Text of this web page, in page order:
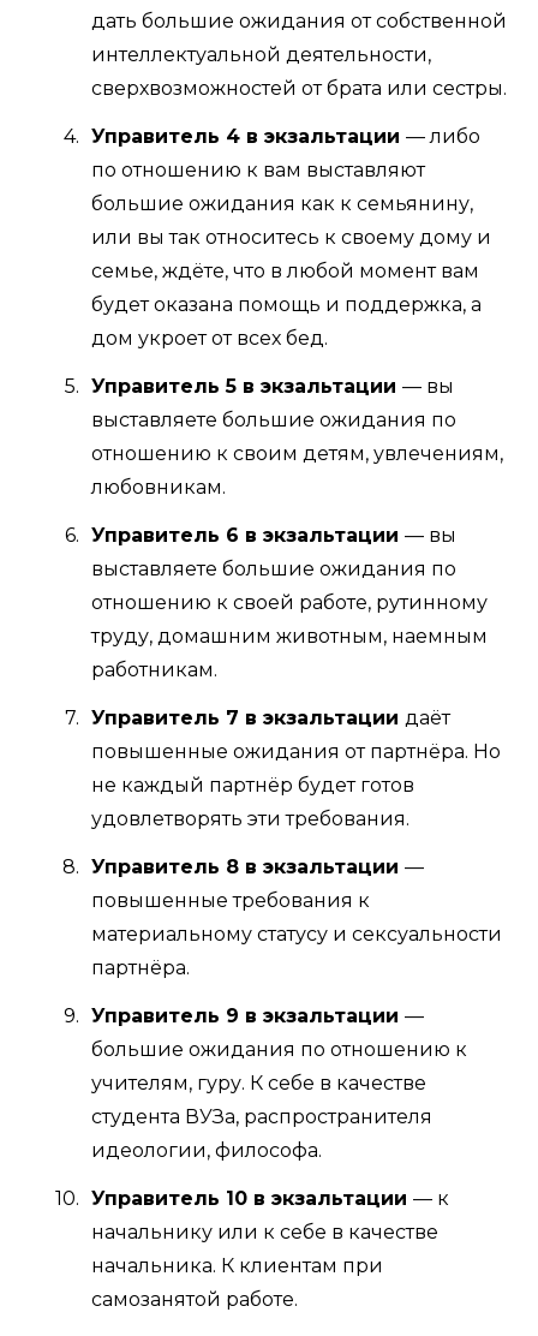
дать большие ожидания от собственной
интеллектуальной деятельности,
сверхвозможностей от брата или сестры.
Управитель 4 в экзальтации — либо
по отношению к вам выставляют
большие ожидания как к семьянину,
или вы так относитесь к своему дому и
семье, ждёте, что в любой момент вам
будет оказана помощь и поддержка, а
дом укроет от всех бед.
Управитель 5 в экзальтации — вы
выставляете большие ожидания по
отношению к своим детям, увлечениям,
любовникам.
Управитель 6 в экзальтации — вы
выставляете большие ожидания по
отношению к своей работе, рутинному
труду, домашним животным, наемным
работникам.
Управитель 7 в экзальтации даёт
повышенные ожидания от партнёра. Но
не каждый партнёр будет готов
удовлетворять эти требования.
Управитель 8 в экзальтации —
повышенные требования к
материальному статусу и сексуальности
партнёра.
Управитель 9 в экзальтации —
большие ожидания по отношению к
учителям, гуру. К себе в качестве
студента ВУЗа, распространителя
идеологии, философа.
Управитель 10 в экзальтации — к
начальнику или к себе в качестве
начальника. К клиентам при
самозанятой работе.